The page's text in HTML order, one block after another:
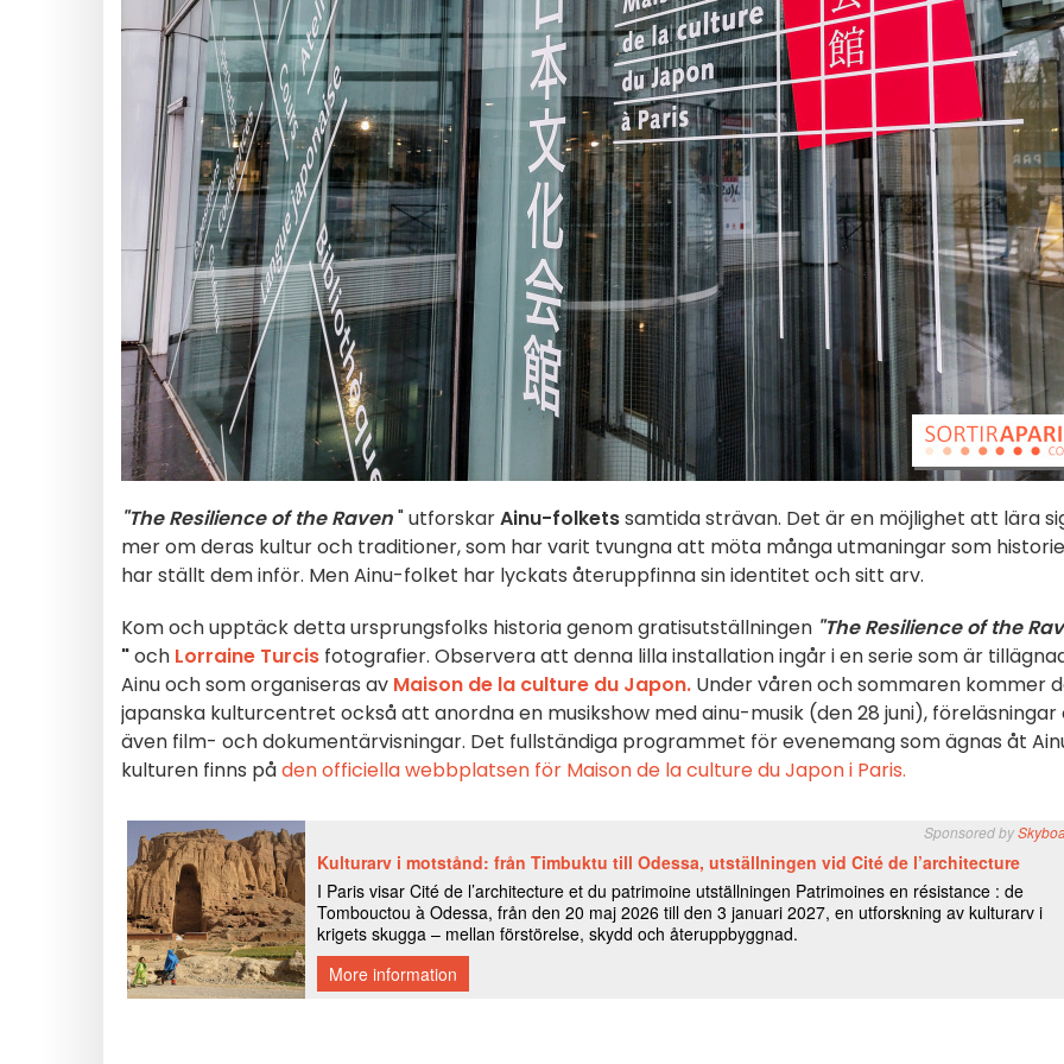
"The Resilience of the Raven" utforskarAinu-folketssamtida strävan. Det är en möjlighet att lära
mer om deras kultur och traditioner, som har varit tvungna att möta många utmaningar som
har ställt dem inför. Men Ainu-folket har lyckats återuppfinna sin identitet och sitt arv.
Kom och upptäck detta ursprungsfolks historia genom gratisutställningen "The Resilience of the
"och Lorraine Turcis fotografier. Observera att denna lilla installation ingår i en serie som är
Ainu och som organiseras av Maison de la culture du Japon. Under våren och sommaren kommer
japanska kulturcentret också att anordna en musikshow med ainu-musik (den 28 juni), föreläsningar
även film- och dokumentärvisningar. Det fullständiga programmet för evenemang som ägnas åt
kulturen finns påden officiella webbplatsen för Maison de la culture du Japon i Paris.